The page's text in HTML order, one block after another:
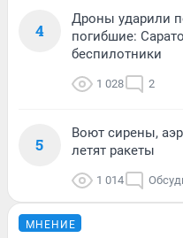
4
Дроны ударили
погибшие:
беспилотники
1 028 2
5
Воют сирены,
летят ракеты
1 014
МНЕНИЕ